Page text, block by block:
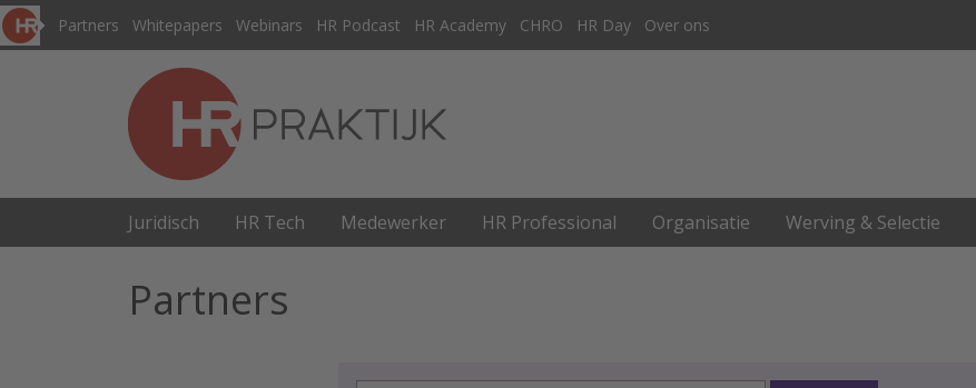
Partners Whitepapers Webinars HR Podcast HR Academy CHRO HR Day Over ons
Juridisch HR Tech Medewerker HR Professional Organisatie Werving & Selectie
Partners